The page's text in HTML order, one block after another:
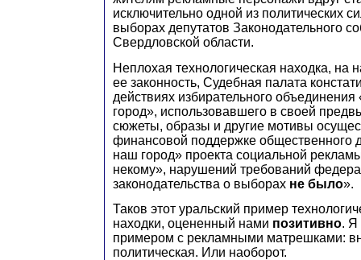
исключительно одной из политических
выборах депутатов Законодательного
Свердловской области.
Неплохая технологическая находка, на
ее законность, Судебная палата
действиях избирательного
город», использовавшего в своей
сюжеты, образы и другие мотивы
финансовой поддержке
наш город» проекта социальной
некому», нарушений требований
законодательства о выборах не было».
Таков этот уральский пример
находки, оцененный нами позитивно. Я
примером с рекламными матрешками:
политическая. Или наоборот.